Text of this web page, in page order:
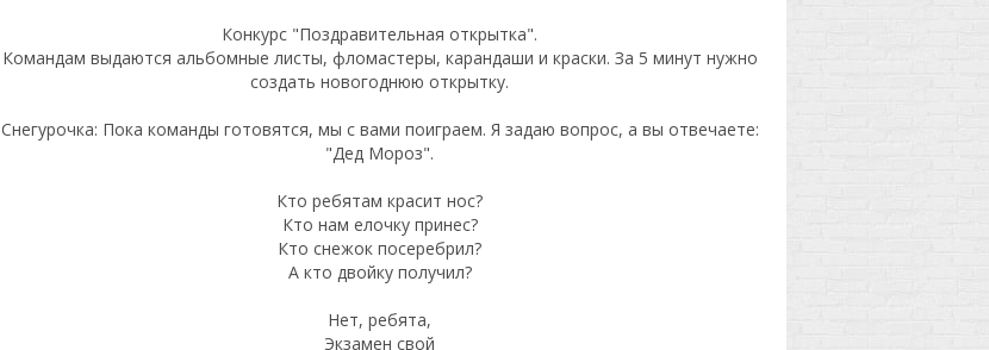
Конкурс "Поздравительная открытка".
Командам выдаются альбомные листы, фломастеры, карандаши и краски. За 5 минут нужно
создать новогоднюю открытку.
Снегурочка: Пока команды готовятся, мы с вами поиграем. Я задаю вопрос, а вы отвечаете:
"Дед Мороз".
Кто ребятам красит нос?
Кто нам елочку принес?
Кто снежок посеребрил?
А кто двойку получил?
Нет, ребята,
Экзамен свой